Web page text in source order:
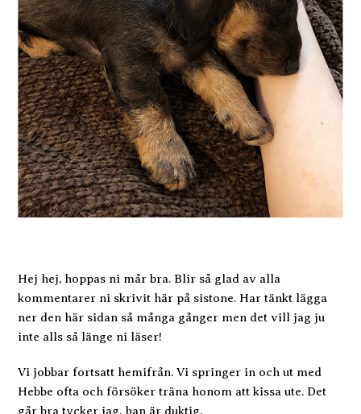
Hej hej, hoppas ni mår bra. Blir så glad av alla
kommentarer ni skrivit här på sistone. Har tänkt lägga
ner den här sidan så många gånger men det vill jag ju
inte alls så länge ni läser!
Vi jobbar fortsatt hemifrån. Vi springer in och ut med
Hebbe ofta och försöker träna honom att kissa ute. Det
går bra tycker jag, han är duktig.